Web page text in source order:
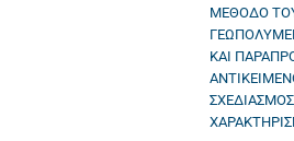
ΜΕΘΟΔΟ
ΚΑΙ